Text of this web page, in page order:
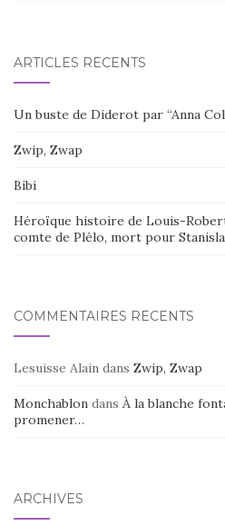
ARTICLES RÉCENTS
Un buste de Diderot par “Anna
Zwip, Zwap
Bibi
Héroïque histoire de Louis-
comte de Plélo, mort pour
COMMENTAIRES RÉCENTS
Lesuisse Alain dans Zwip, Zwap
Monchablon dans À la blanche
promener…
ARCHIVES